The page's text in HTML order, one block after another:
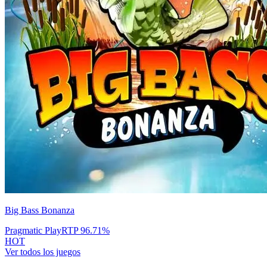
Big Bass Bonanza
Pragmatic PlayRTP96.71%
HOT
Ver todos los juegos